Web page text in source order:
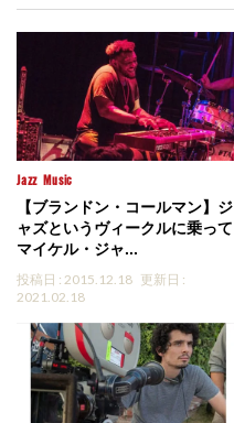
Jazz Music
【ブランドン・コールマン】ジ
ャズというヴィークルに乗って
マイケル・ジャ...
投稿日 : 2015.12.18 更新日 :
2021.02.18